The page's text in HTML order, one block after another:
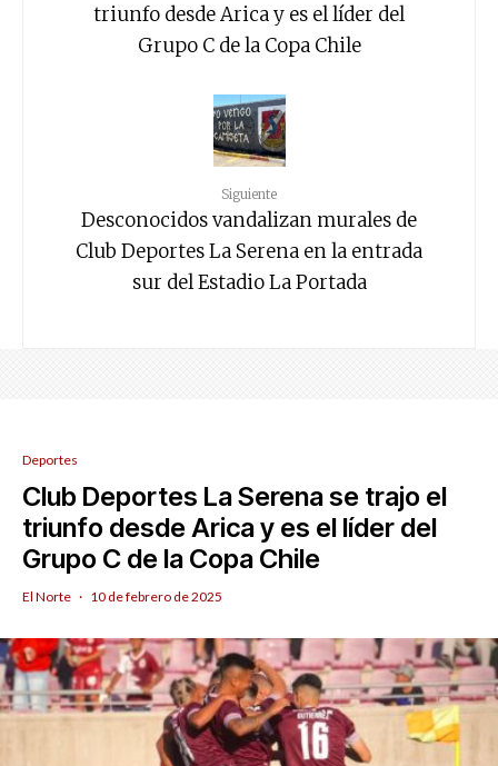
triunfo desde Arica y es el líder del
Grupo C de la Copa Chile
Siguiente
Desconocidos vandalizan murales de
Club Deportes La Serena en la entrada
sur del Estadio La Portada
Deportes
Club Deportes La Serena se trajo el
triunfo desde Arica y es el líder del
Grupo C de la Copa Chile
El Norte · 10 de febrero de 2025